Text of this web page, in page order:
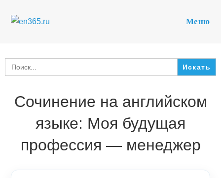
Меню
Search
for:
Сочинение на английском
языке: Моя будущая
профессия — менеджер